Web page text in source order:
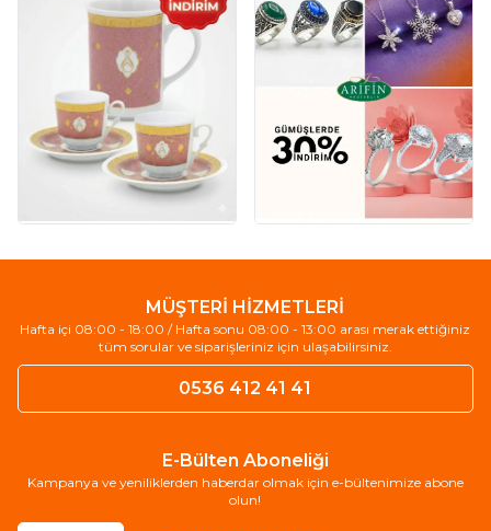
MÜŞTERİ HİZMETLERİ
Hafta içi 08:00 - 18:00 / Hafta sonu 08:00 - 13:00 arası merak ettiğiniz
tüm sorular ve siparişleriniz için ulaşabilirsiniz.
0536 412 41 41
E-Bülten Aboneliği
Kampanya ve yeniliklerden haberdar olmak için e-bültenimize abone
olun!